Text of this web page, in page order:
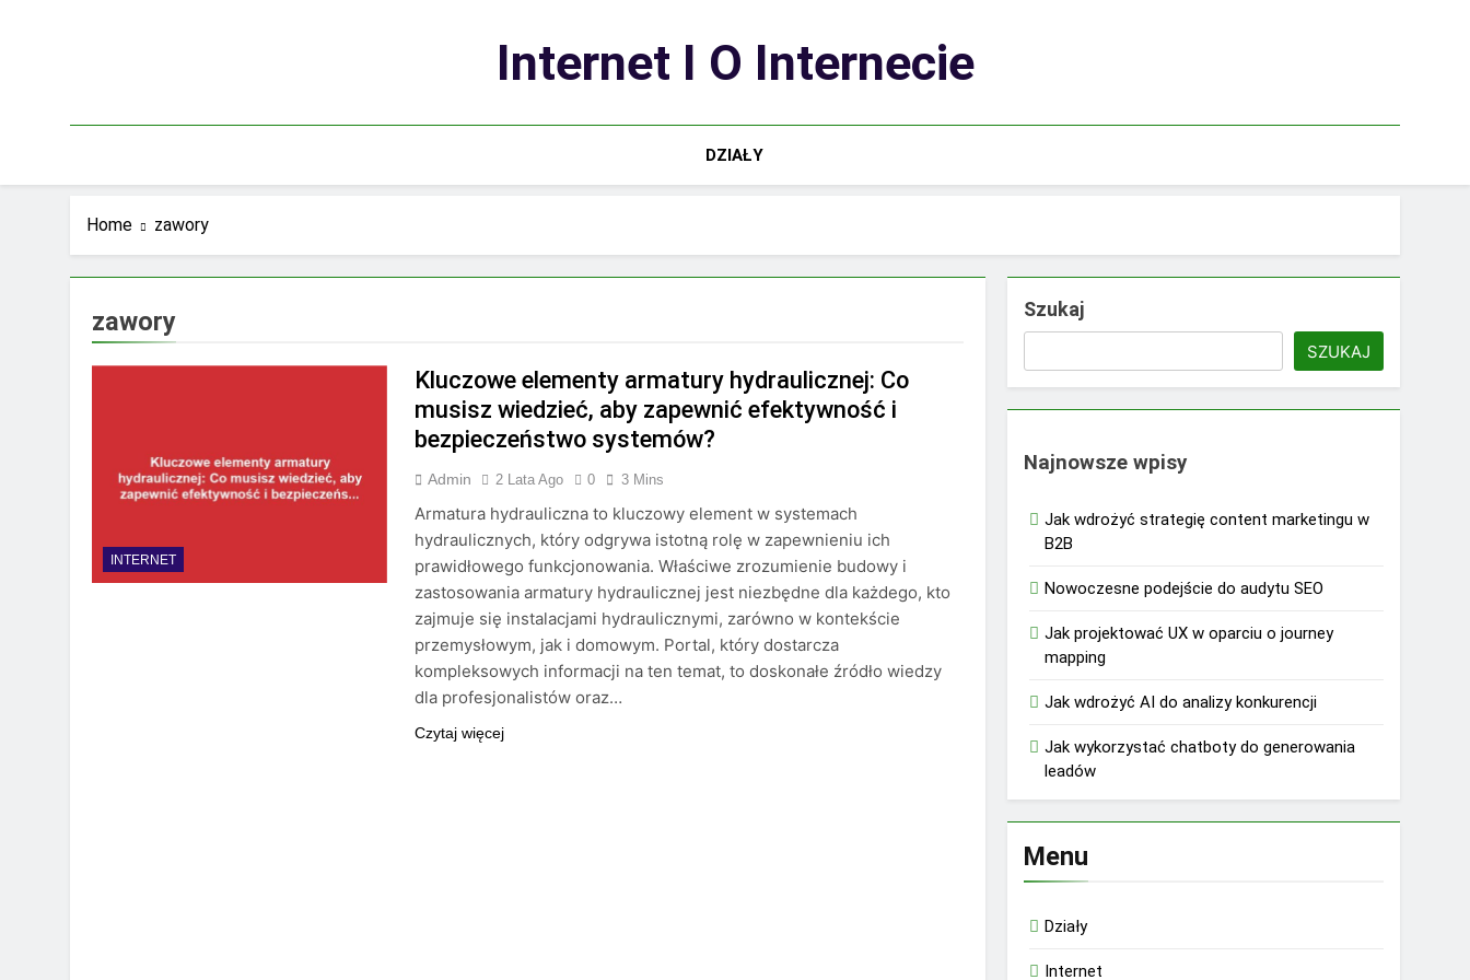
Internet I O Internecie
DZIAŁY
Home zawory
zawory
INTERNET
Kluczowe elementy armatury hydraulicznej: Co
musisz wiedzieć, aby zapewnić efektywność i
bezpieczeństwo systemów?
Admin 2 Lata Ago 0 3 Mins
Armatura hydrauliczna to kluczowy element w systemach
hydraulicznych, który odgrywa istotną rolę w zapewnieniu ich
prawidłowego funkcjonowania. Właściwe zrozumienie budowy i
zastosowania armatury hydraulicznej jest niezbędne dla każdego, kto
zajmuje się instalacjami hydraulicznymi, zarówno w kontekście
przemysłowym, jak i domowym. Portal, który dostarcza
kompleksowych informacji na ten temat, to doskonałe źródło wiedzy
dla profesjonalistów oraz…
Czytaj więcej
Szukaj
SZUKAJ
Najnowsze wpisy
Jak wdrożyć strategię content marketingu w
B2B
Nowoczesne podejście do audytu SEO
Jak projektować UX w oparciu o journey
mapping
Jak wdrożyć AI do analizy konkurencji
Jak wykorzystać chatboty do generowania
leadów
Menu
Działy
Internet